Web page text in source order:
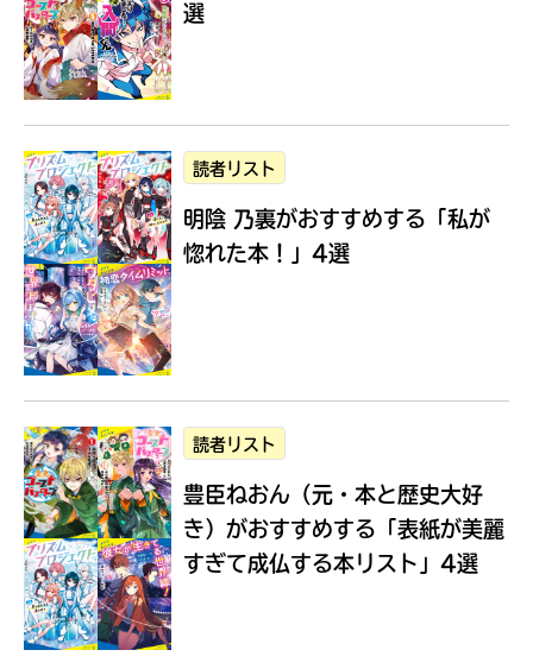
Loading...
選
読者リスト
明陰 乃裏がおすすめする 「私が
惚れた本！」4選
読者リスト
豊臣ねおん（元・本と歴史大好
き）がおすすめする 「表紙が美麗
すぎて成仏する本リスト」4選
に
エ
ー